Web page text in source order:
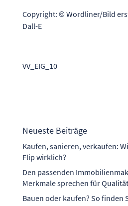
Copyright: © Wordliner/Bild
Dall-E
VV_EIG_10
Neueste Beiträge
Kaufen, sanieren, verkaufen:
Flip wirklich?
Den passenden
Merkmale sprechen für Qualität
Bauen oder kaufen? So finden